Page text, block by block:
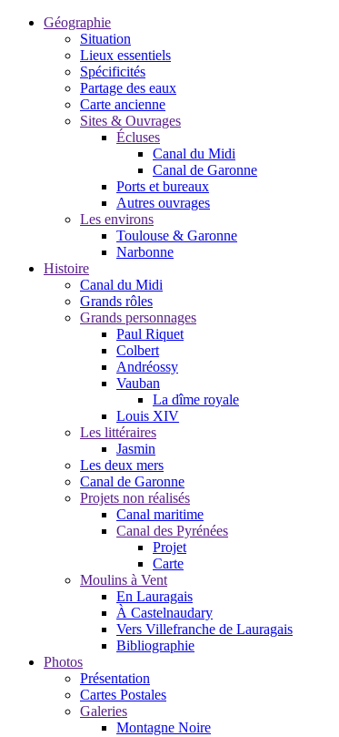
Géographie
Situation
Lieux essentiels
Spécificités
Partage des eaux
Carte ancienne
Sites & Ouvrages
Écluses
Canal du Midi
Canal de Garonne
Ports et bureaux
Autres ouvrages
Les environs
Toulouse & Garonne
Narbonne
Histoire
Canal du Midi
Grands rôles
Grands personnages
Paul Riquet
Colbert
Andréossy
Vauban
La dîme royale
Louis XIV
Les littéraires
Jasmin
Les deux mers
Canal de Garonne
Projets non réalisés
Canal maritime
Canal des Pyrénées
Projet
Carte
Moulins à Vent
En Lauragais
À Castelnaudary
Vers Villefranche de Lauragais
Bibliographie
Photos
Présentation
Cartes Postales
Galeries
Montagne Noire